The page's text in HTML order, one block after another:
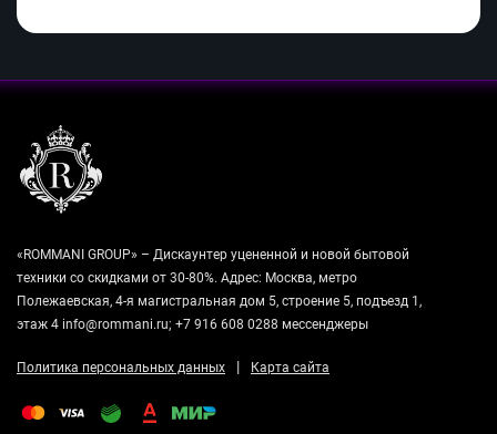
«ROMMANI GROUP» – Дискаунтер уцененной и новой бытовой
техники со скидками от 30-80%. Адрес: Москва, метро
Полежаевская, 4-я магистральная дом 5, строение 5, подъезд 1,
этаж 4 info@rommani.ru; +7 916 608 0288 мессенджеры
Политика персональных данных | Карта сайта